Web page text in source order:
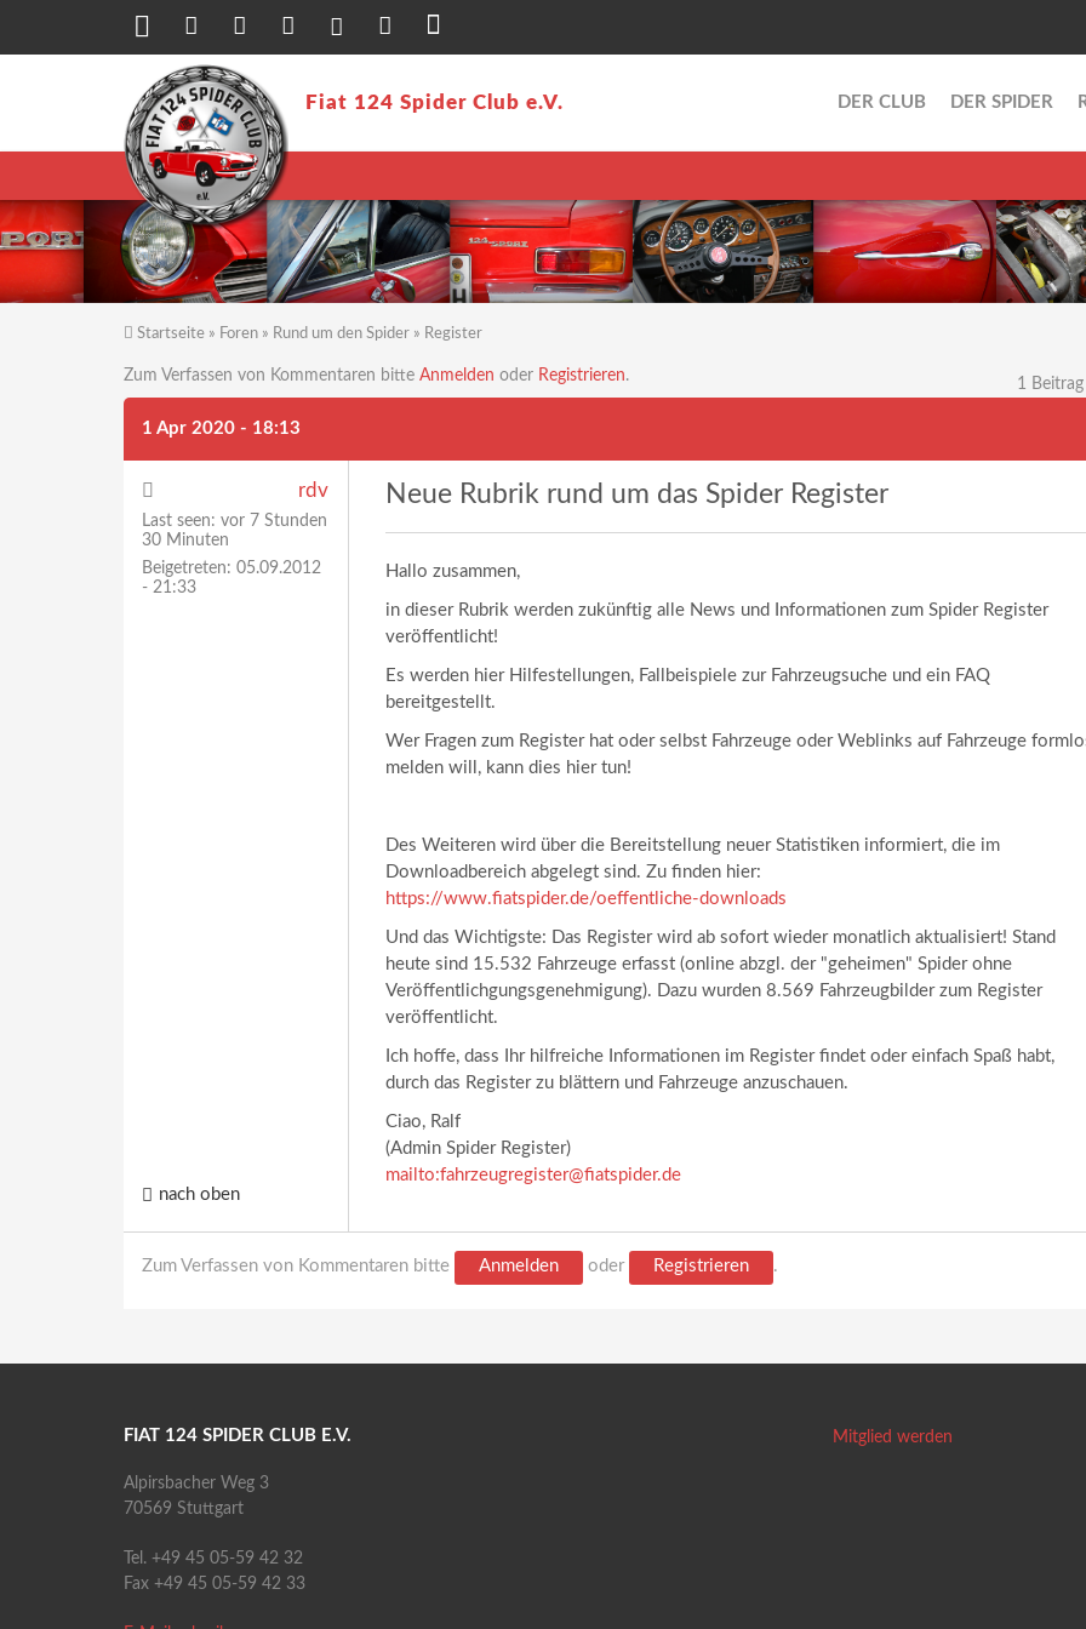
Fiat 124 Spider Club e.V. DER CLUB DER SPIDER
Startseite » Foren » Rund um den Spider » Register
1
Zum Verfassen von Kommentaren bitte Anmelden oder Registrieren.
1 Apr 2020 - 18:13
rdv
Last seen: vor 7 Stunden
30 Minuten
Beigetreten: 05.09.2012
- 21:33
Neue Rubrik rund um das Spider Register
Hallo zusammen,
in dieser Rubrik werden zukünftig alle News und Informationen zum Spider Register
veröffentlicht!
Es werden hier Hilfestellungen, Fallbeispiele zur Fahrzeugsuche und ein FAQ
bereitgestellt.
Wer Fragen zum Register hat oder selbst Fahrzeuge oder Weblinks auf Fahrzeuge
melden will, kann dies hier tun!
Des Weiteren wird über die Bereitstellung neuer Statistiken informiert, die im
Downloadbereich abgelegt sind. Zu finden hier:
https://www.fiatspider.de/oeffentliche-downloads
Und das Wichtigste: Das Register wird ab sofort wieder monatlich aktualisiert! Stand
heute sind 15.532 Fahrzeuge erfasst (online abzgl. der "geheimen" Spider ohne
Veröffentlichgungsgenehmigung). Dazu wurden 8.569 Fahrzeugbilder zum Register
veröffentlicht.
Ich hoffe, dass Ihr hilfreiche Informationen im Register findet oder einfach Spaß habt,
durch das Register zu blättern und Fahrzeuge anzuschauen.
Ciao, Ralf
(Admin Spider Register)
mailto:fahrzeugregister@fiatspider.de
nach oben
Zum Verfassen von Kommentaren bitte Anmelden oder Registrieren .
FIAT 124 SPIDER CLUB E.V.
Alpirsbacher Weg 3
70569 Stuttgart
Tel. +49 45 05-59 42 32
Fax +49 45 05-59 42 33
Mitglied werden